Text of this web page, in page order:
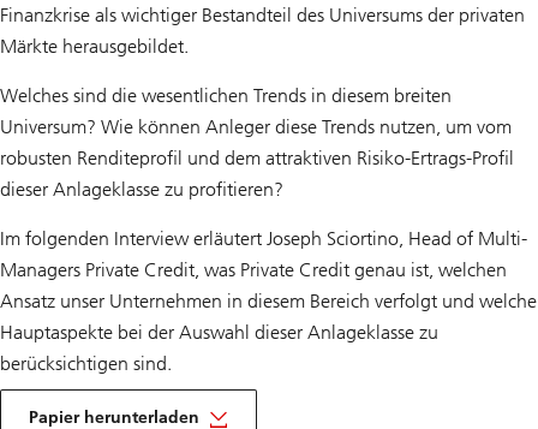
Finanzkrise als wichtiger Bestandteil des Universums der privaten
Märkte herausgebildet.
Welches sind die wesentlichen Trends in diesem breiten
Universum? Wie können Anleger diese Trends nutzen, um vom
robusten Renditeprofil und dem attraktiven Risiko-Ertrags-Profil
dieser Anlageklasse zu profitieren?
Im folgenden Interview erläutert Joseph Sciortino, Head of Multi-
Managers Private Credit, was Private Credit genau ist, welchen
Ansatz unser Unternehmen in diesem Bereich verfolgt und welche
Hauptaspekte bei der Auswahl dieser Anlageklasse zu
berücksichtigen sind.
Papier herunterladen
Über
Top